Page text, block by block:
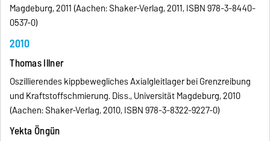
Magdeburg, 2011 (Aachen: Shaker-Verlag, 2011, ISBN 978-3-8440-
0537-0)
2010
Thomas Illner
Oszillierendes kippbewegliches Axialgleitlager bei Grenzreibung
und Kraftstoffschmierung. Diss., Universität Magdeburg, 2010
(Aachen: Shaker-Verlag, 2010, ISBN 978-3-8322-9227-0)
Yekta Öngün